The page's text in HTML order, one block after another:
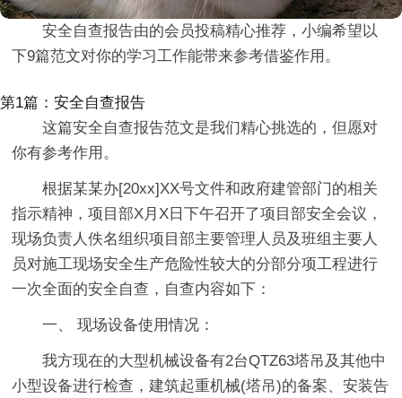
安全自查报告由的会员投稿精心推荐，小编希望以
下9篇范文对你的学习工作能带来参考借鉴作用。
第1篇：安全自查报告
这篇安全自查报告范文是我们精心挑选的，但愿对
你有参考作用。
根据某某办[20xx]XX号文件和政府建管部门的相关
指示精神，项目部X月X日下午召开了项目部安全会议，
现场负责人佚名组织项目部主要管理人员及班组主要人
员对施工现场安全生产危险性较大的分部分项工程进行
一次全面的安全自查，自查内容如下：
一、 现场设备使用情况：
我方现在的大型机械设备有2台QTZ63塔吊及其他中
小型设备进行检查，建筑起重机械(塔吊)的备案、安装告